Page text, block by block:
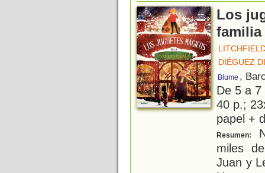
Los
familia
DIÉGUEZ
Blume ,
De 5 a
40 p.;
papel +
Resumen:
miles
Juan y